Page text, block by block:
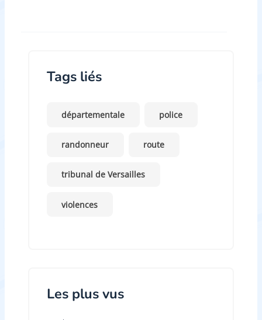
Tags liés
départementale police
randonneur route
tribunal de Versailles
violences
Les plus vus